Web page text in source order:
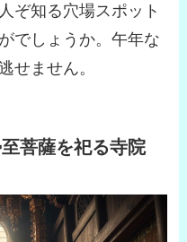
ぞ知る穴場スポット
でしょうか。午年な
せません。
菩薩を祀る寺院